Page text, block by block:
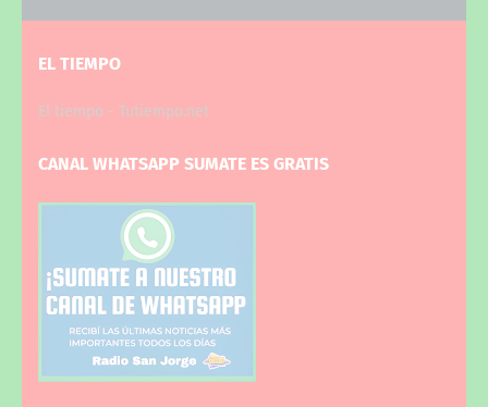
EL TIEMPO
El tiempo - Tutiempo.net
CANAL WHATSAPP SUMATE ES GRATIS